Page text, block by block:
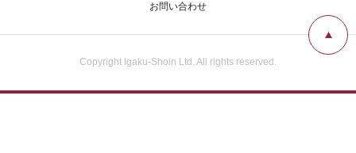
お問い合わせ
Copyright Igaku-Shoin Ltd. All rights reserved.